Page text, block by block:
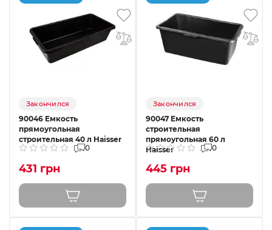
Закончился
90046 Емкость
прямоугольная
строительная 40 л Haisser
0
431 грн
Закончился
90047 Емкость
строительная
прямоугольная 60 л
Haisser
0
445 грн